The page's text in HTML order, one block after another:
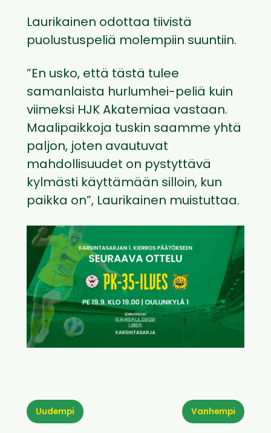
Laurikainen odottaa tiivistä
puolustuspeliä molempiin suuntiin.
”En usko, että tästä tulee
samanlaista hurlumhei-peliä kuin
viimeksi HJK Akatemiaa vastaan.
Maalipaikkoja tuskin saamme yhtä
paljon, joten avautuvat
mahdollisuudet on pystyttävä
kylmästi käyttämään silloin, kun
paikka on”, Laurikainen muistuttaa.
Vanhempi
Uudempi